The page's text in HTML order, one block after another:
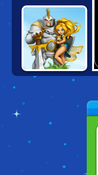
CLASH OF
LEGENDS
WARCRAFT